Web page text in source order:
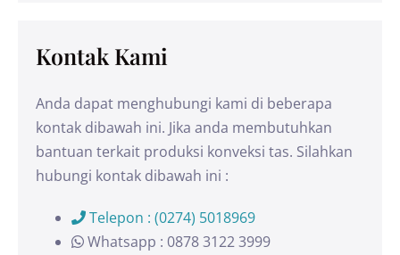
Kontak Kami
Anda dapat menghubungi kami di beberapa
kontak dibawah ini. Jika anda membutuhkan
bantuan terkait produksi konveksi tas. Silahkan
hubungi kontak dibawah ini :
Telepon : (0274) 5018969
Whatsapp : 0878 3122 3999